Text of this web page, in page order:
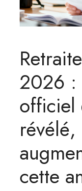
2026 :
officiel
cette